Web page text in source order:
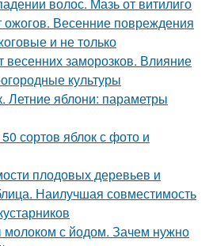
Весенние повреждения
и не только
весенних заморозков. Влияние
культуры
Летние яблони: параметры
сортов яблок с фото и
плодовых деревьев и
Наилучшая совместимость
молоком с йодом. Зачем нужно